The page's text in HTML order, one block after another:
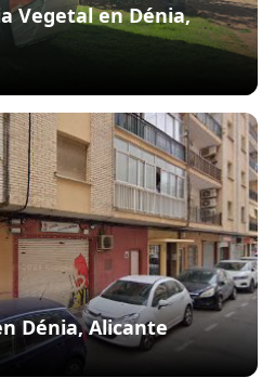
Vegetal en Dénia,
Dénia, Alicante